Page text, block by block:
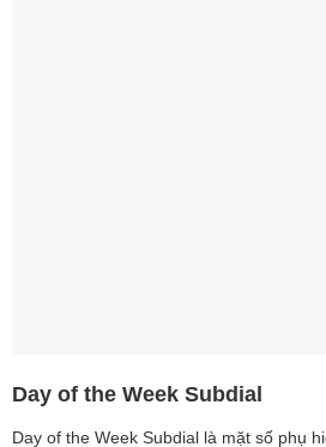
Day of the Week Subdial
Day of the Week Subdial là mặt số phụ